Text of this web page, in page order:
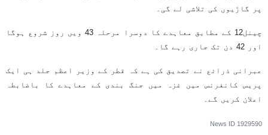
پر گاڑیوں کی تلاشی لے گی۔
چینل12 کے مطابق معاہدے کا دوسرا مرحلہ 43 ویں روز شروع ہوگا
اور 42 دن تک جاری رہے گا۔
عبرانی ذرائع نے تصدیق کی ہے کہ قطر کے وزیر اعظم جلد ہی ایک
پریس کانفرنس میں غزہ میں جنگ بندی کے معاہدے کا باضابطہ
اعلان کریں گے۔
News ID 1929590